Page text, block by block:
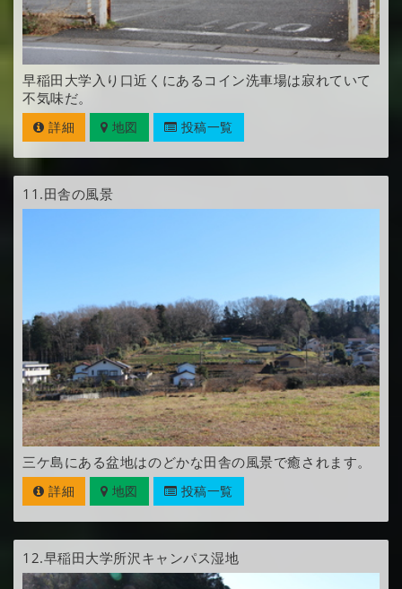
早稲田大学入り口近くにあるコイン洗車場は寂れていて
不気味だ。
詳細 地図 投稿一覧
11.田舎の風景
三ケ島にある盆地はのどかな田舎の風景で癒されます。
詳細 地図 投稿一覧
12.早稲田大学所沢キャンパス湿地